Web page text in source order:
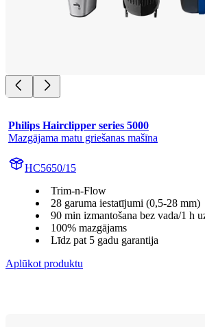
Philips Hairclipper series 5000
Mazgājama matu griešanas mašīna
HC5650/15
Trim-n-Flow
28 garuma iestatījumi (0,5-28 mm)
90 min izmantošana bez vada/1 h
100% mazgājams
Līdz pat 5 gadu garantija
Aplūkot produktu